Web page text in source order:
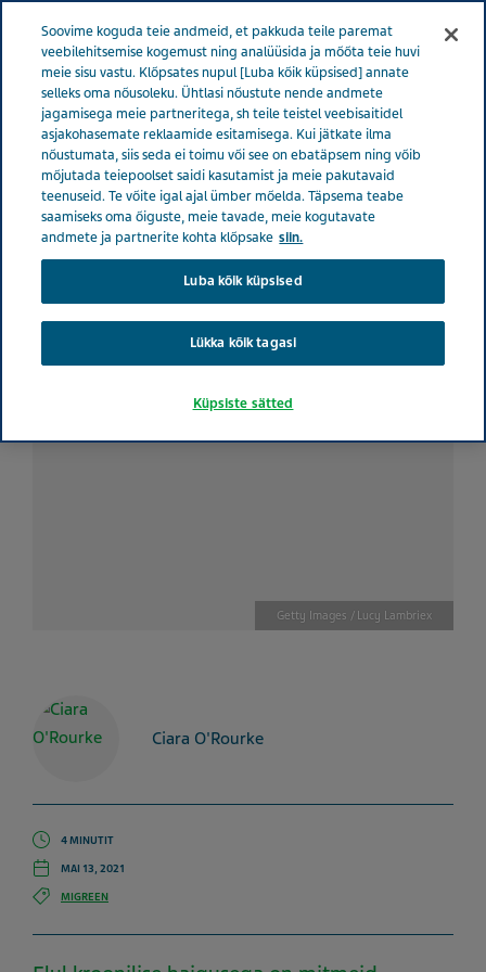
Estonia Tervise eest hoolitsemine Kõik lood
kaotamine (ja leidmine) kroonilise migreeni tõttu
Sõprade kaotamine (ja
leidmine) kroonilise
migreeni tõttu
Getty Images / Lucy Lambriex
Ciara O'Rourke
4 MINUTIT
MAI 13, 2021
MIGREEN
Soovime koguda teie andmeid, et pakkuda teile paremat
veebilehitsemise kogemust ning analüüsida ja mõõta teie huvi
meie sisu vastu. Klõpsates nupul [Luba kõik küpsised] annate
selleks oma nõusoleku. Ühtlasi nõustute nende andmete
jagamisega meie partneritega, sh teile teistel veebisaitidel
asjakohasemate reklaamide esitamisega. Kui jätkate ilma
nõustumata, siis seda ei toimu või see on ebatäpsem ning võib
mõjutada teiepoolset saidi kasutamist ja meie pakutavaid
teenuseid. Te võite igal ajal ümber mõelda. Täpsema teabe
saamiseks oma õiguste, meie tavade, meie kogutavate
andmete ja partnerite kohta klõpsake siin.
Luba kõik küpsised
Lükka kõik tagasi
Küpsiste sätted